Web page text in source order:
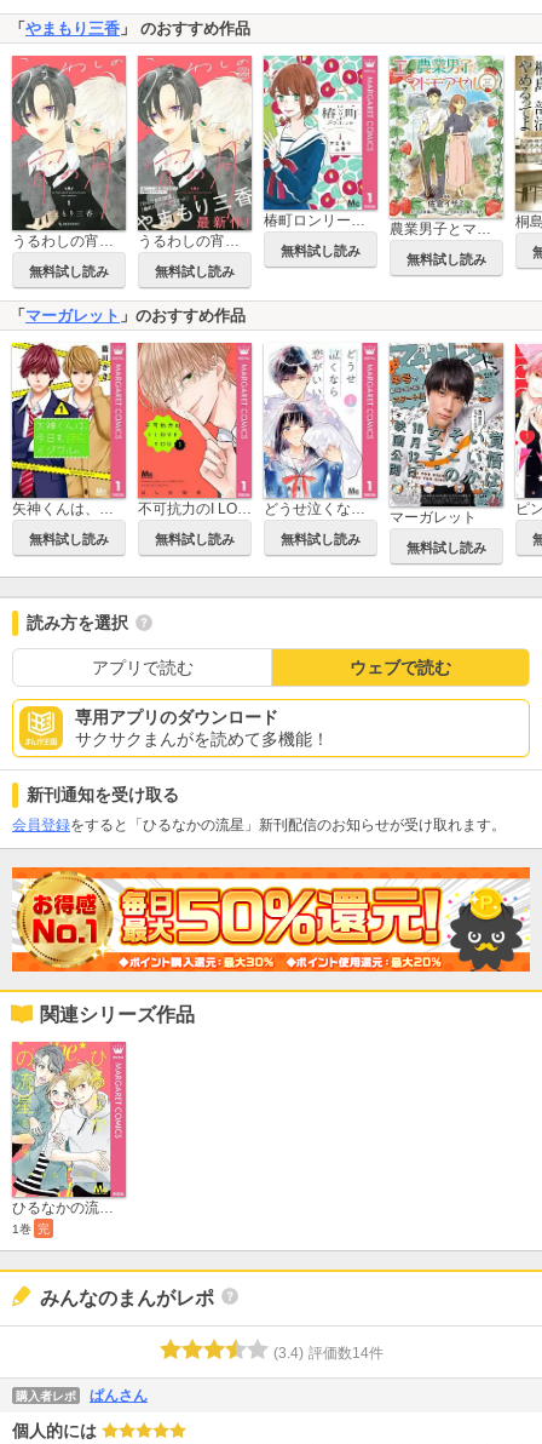
「 やまもり三香 」 のおすすめ作品
うるわしの宵の月
無料試し読み
うるわしの宵の月 プチデザ
無料試し読み
椿町ロンリープラネット
無料試し読み
無料試し読み
「 マーガレット 」のおすすめ作品
矢神くんは、今日もイジワル。
無料試し読み
不可抗力のI LOVE YOU
無料試し読み
どうせ泣くなら恋がいい
無料試し読み
マーガレット
無料試し読み
読み方を選択
アプリで読む ウェブで読む
専用アプリのダウンロード
サクサクまんがを読めて多機能！
新刊通知を受け取る
会員登録をすると「ひるなかの流星」新刊配信のお知らせが受け取れます。
関連シリーズ作品
1巻 完
みんなのまんがレポ
(3.4) 評価数14件
購入者レポ ぱんさん
個人的には